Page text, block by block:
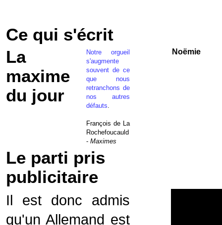
Ce qui s'écrit
La
maxime
du jour
Notre orgueil
s'augmente
souvent de ce
que nous
retranchons de
nos autres
défauts.
François de La
Rochefoucauld
- Maximes
Noëmie
Le parti pris
publicitaire
Il est donc admis
qu'un Allemand est